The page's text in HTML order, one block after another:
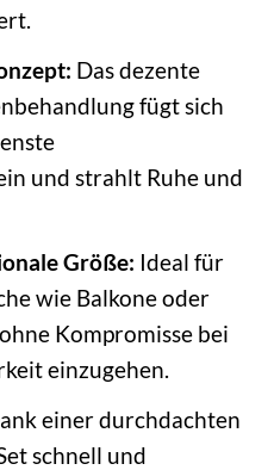
Das dezente
fügt sich
und strahlt Ruhe und
Größe: Ideal für
wie Balkone oder
Kompromisse bei
einzugehen.
einer durchdachten
schnell und